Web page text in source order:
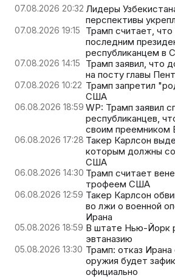
07.08.2026 20:32 Лидеры
перспективы
07.08.2026 19:15
Трамп считает,
последним
республиканцем в
07.08.2026 14:15
Трамп заявил, что
на посту главы
07.08.2026 10:22 Трамп запретил
США
06.08.2026 18:59 WP: Трамп заявил
республиканцев,
своим преемником
06.08.2026 17:28 Такер Карлсон
которым должны
США
06.08.2026 14:30 Трамп считает
трофеем США
06.08.2026 12:59 Такер Карлсон
во лжи о военной
Ирана
05.08.2026 18:59 В штате Нью-Йорк
эвтаназию
05.08.2026 13:30 Трамп: отказ Ирана
оружия будет
официально